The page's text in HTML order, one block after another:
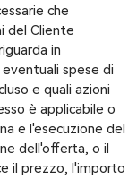
che
del Cliente
in
spese di
e quali azioni
è applicabile o
e l'esecuzione del
dell'offerta, o il
il prezzo, l'importo